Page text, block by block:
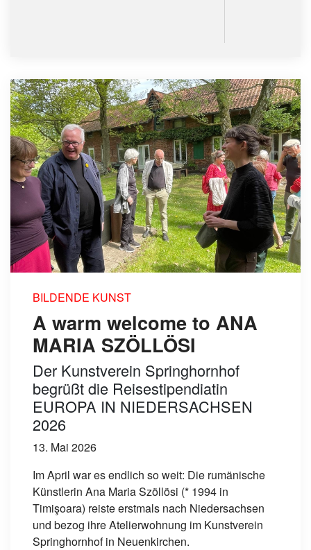
BILDENDE KUNST
A warm welcome to ANA
MARIA SZÖLLÖSI
Der Kunstverein Springhornhof
begrüßt die Reisestipendiatin
EUROPA IN NIEDERSACHSEN
2026
13. Mai 2026
Im April war es endlich so weit: Die rumänische
Künstlerin Ana Maria Szöllösi (* 1994 in
Timişoara) reiste erstmals nach Niedersachsen
und bezog ihre Atelierwohnung im Kunstverein
Springhornhof in Neuenkirchen.